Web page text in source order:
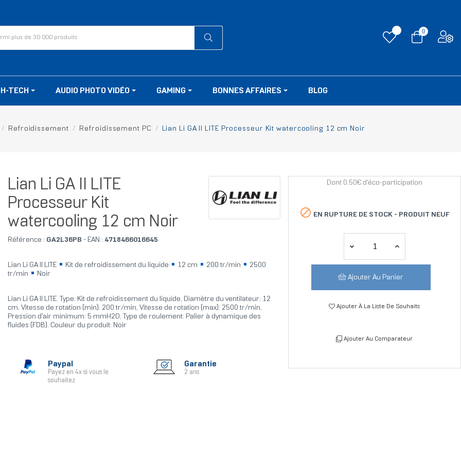
0
TECH AUDIO PHOTO VIDÉO GAMING BONNES AFFAIRES BLOG
Refroidissement Refroidissement PC Lian Li GA II LITE Processeur Kit watercooling 12 cm Noir
Lian Li GA II LITE
Processeur Kit
watercooling 12 cm Noir
Référence : GA2L36PB - EAN : 4718466016645
Lian Li GA II LITE Kit de refroidissement du liquide 12 cm 200 tr/min
2500
tr/min
Noir
Lian Li GA II LITE. Type: Kit de refroidissement du liquide, Diamètre du ventilateur: 12
cm, Vitesse de rotation (min): 200 tr/min, Vitesse de rotation (max): 2500 tr/min,
Pression d'air minimum: 5 mmH2O, Type de roulement: Palier à dynamique des
fluides (FDB). Couleur du produit: Noir
Paypal
Payez en 4x si vous le
souhaitez
Garantie
2 ans
Dont 0.50€ d'éco-participation
 EN RUPTURE DE STOCK - PRODUIT NEUF
Ajouter Au Panier
Ajouter À La Liste De Souhaits
Ajouter Au Comparateur